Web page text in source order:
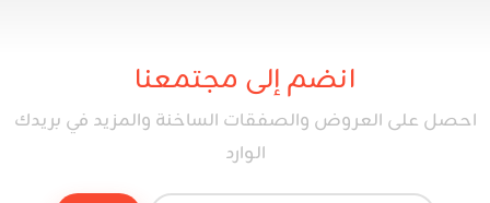
انضم إلى مجتمعنا
احصل على العروض والصفقات الساخنة والمزيد في بريدك
الوارد